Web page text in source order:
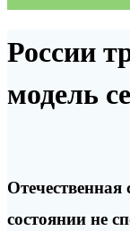
России
модель
состоянии не